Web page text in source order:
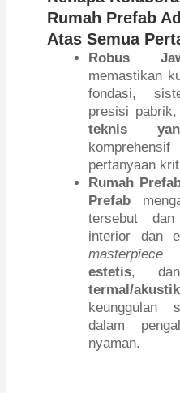
Rumah Prefab
Atas Semua
Robus
memastikan
fondasi,
presisi
teknis
pertanyaan
Rumah
Prefab
tersebut
interior dan
masterpiece
estetis,
termal/akustik
keunggulan
dalam
nyaman.